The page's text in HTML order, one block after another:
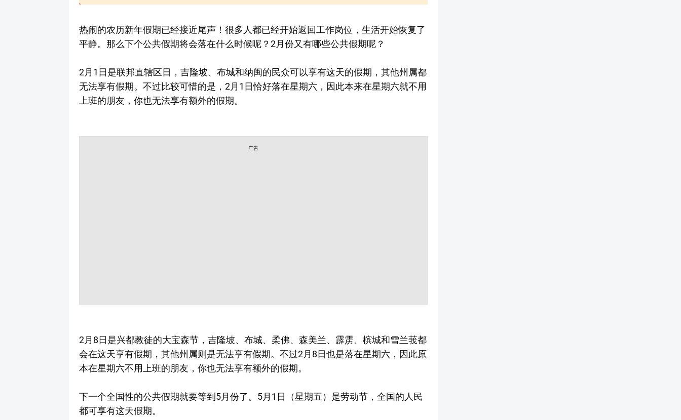
热闹的农历新年假期已经接近尾声！很多人都已经开始返回工作岗位，生活开始恢复了
平静。那么下个公共假期将会落在什么时候呢？2月份又有哪些公共假期呢？
2月1日是联邦直辖区日，吉隆坡、布城和纳闽的民众可以享有这天的假期，其他州属都
无法享有假期。不过比较可惜的是，2月1日恰好落在星期六，因此本来在星期六就不用
上班的朋友，你也无法享有额外的假期。
广告
2月8日是兴都教徒的大宝森节，吉隆坡、布城、柔佛、森美兰、霹雳、槟城和雪兰莪都
会在这天享有假期，其他州属则是无法享有假期。不过2月8日也是落在星期六，因此原
本在星期六不用上班的朋友，你也无法享有额外的假期。
下一个全国性的公共假期就要等到5月份了。5月1日（星期五）是劳动节，全国的人民
都可享有这天假期。